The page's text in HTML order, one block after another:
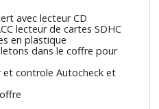
avec lecteur CD
lecteur de cartes SDHC
en plastique
dans le coffre pour
controle Autocheck et